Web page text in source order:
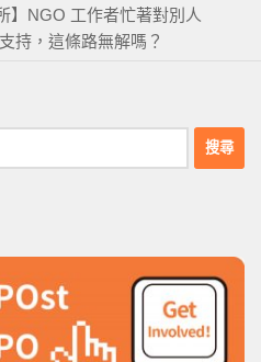
】NGO 工作者忙著對別人
持，這條路無解嗎？